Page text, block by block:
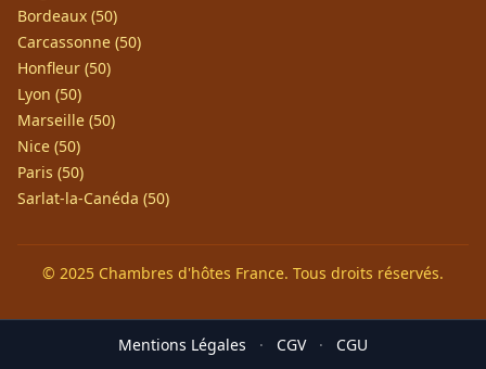
Bordeaux (50)
Carcassonne (50)
Honfleur (50)
Lyon (50)
Marseille (50)
Nice (50)
Paris (50)
Sarlat-la-Canéda (50)
© 2025 Chambres d'hôtes France. Tous droits réservés.
Mentions Légales · CGV · CGU